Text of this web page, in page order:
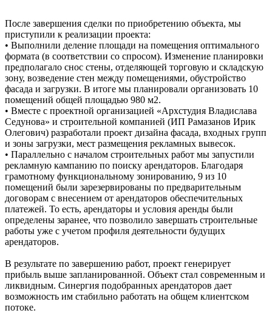
После завершения сделки по приобретению объекта, мы
приступили к реализации проекта:
• Выполнили деление площади на помещения оптимального
формата (в соответствии со спросом). Изменение планировки
предполагало снос стены, отделяющей торговую и складскую
зону, возведение стен между помещениями, обустройство
фасада и загрузки. В итоге мы планировали организовать 10
помещений общей площадью 980 м2.
• Вместе с проектной организацией «Архстудия Владислава
Седунова» и строительной компанией (ИП Рамазанов Ирик
Олегович) разработали проект дизайна фасада, входных групп
и зоны загрузки, мест размещения рекламных вывесок.
• Параллельно с началом строительных работ мы запустили
рекламную кампанию по поиску арендаторов. Благодаря
грамотному функциональному зонированию, 9 из 10
помещений были зарезервированы по предварительным
договорам с внесением от арендаторов обеспечительных
платежей. То есть, арендаторы и условия аренды были
определены заранее, что позволило завершать строительные
работы уже с учетом профиля деятельности будущих
арендаторов.
В результате по завершению работ, проект генерирует
прибыль выше запланированной. Объект стал современным и
ликвидным. Синергия подобранных арендаторов дает
возможность им стабильно работать на общем клиентском
потоке.